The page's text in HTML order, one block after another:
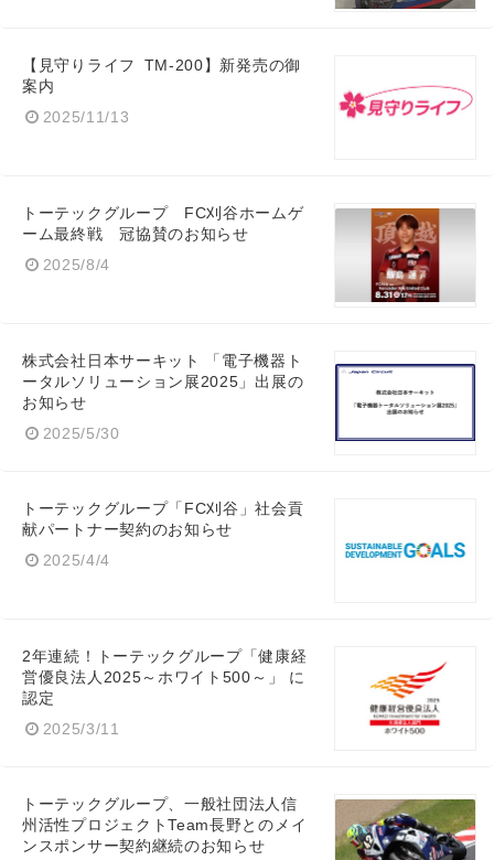
【見守りライフ TM-200】新発売の御
案内
2025/11/13
トーテックグループ FC刈谷ホームゲ
ーム最終戦 冠協賛のお知らせ
2025/8/4
株式会社日本サーキット 「電子機器ト
ータルソリューション展2025」出展の
お知らせ
2025/5/30
トーテックグループ「FC刈谷」社会貢
献パートナー契約のお知らせ
2025/4/4
2年連続！トーテックグループ「健康経
営優良法人2025～ホワイト500～」 に
認定
2025/3/11
トーテックグループ、一般社団法人信
州活性プロジェクトTeam長野とのメイ
ンスポンサー契約継続のお知らせ
Japanese